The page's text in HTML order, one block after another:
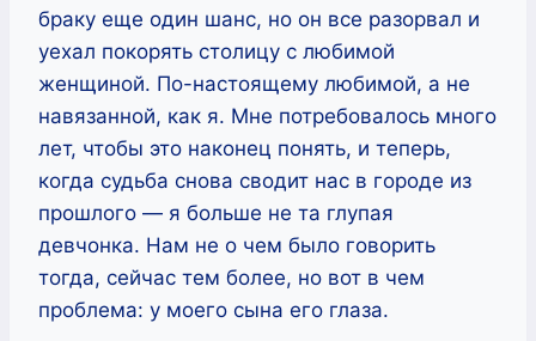
браку еще один шанс, но он все разорвал и
уехал покорять столицу с любимой
женщиной. По-настоящему любимой, а не
навязанной, как я. Мне потребовалось много
лет, чтобы это наконец понять, и теперь,
когда судьба снова сводит нас в городе из
прошлого — я больше не та глупая
девчонка. Нам не о чем было говорить
тогда, сейчас тем более, но вот в чем
проблема: у моего сына его глаза.